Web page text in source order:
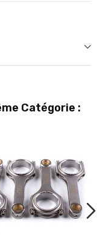
Catégorie :